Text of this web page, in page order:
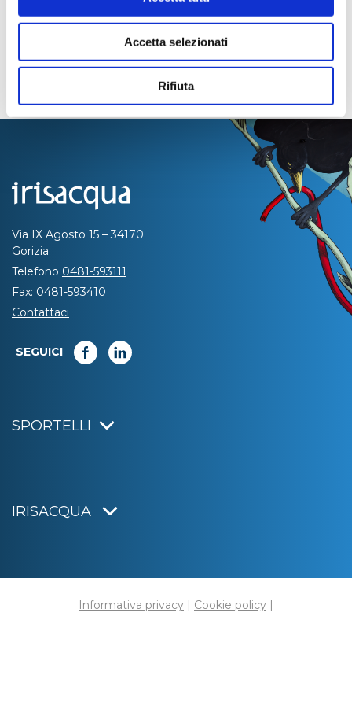
Accetta selezionati
Rifiuta
Via IX Agosto 15 – 34170
Gorizia
Telefono 0481-593111
Fax: 0481-593410
Contattaci
SEGUICI
SPORTELLI
IRISACQUA
Informativa privacy | Cookie policy |